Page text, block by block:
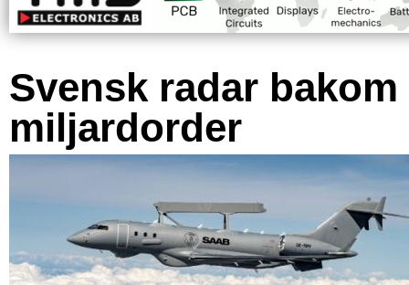
Svensk radar bakom
miljardorder